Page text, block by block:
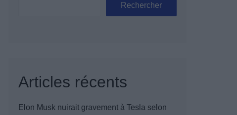
Rechercher
Articles récents
Elon Musk nuirait gravement à Tesla selon